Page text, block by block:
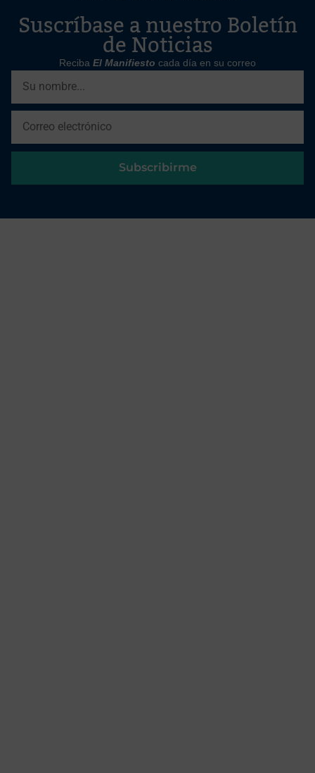
Suscríbase a nuestro Boletín
de Noticias
Reciba El Manifiesto cada día en su correo
Subscribirme